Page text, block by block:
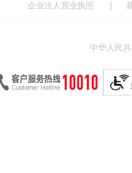
企业法人营业执照
中华人民